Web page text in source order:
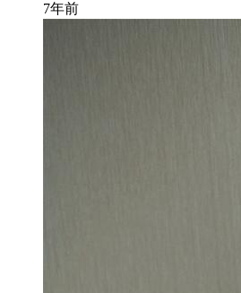
7年前